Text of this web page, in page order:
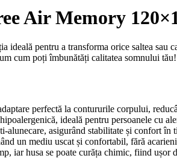
Air Memory
pentru a transforma orice saltea
cum poți îmbunătăți calitatea somnului tău!
perfectă la contururile corpului,
ideală pentru persoanele cu
alunecare, asigurând stabilitate și confort în
un mediu uscat și confortabil, fără
iar husa se poate curăța chimic, fiind ușor